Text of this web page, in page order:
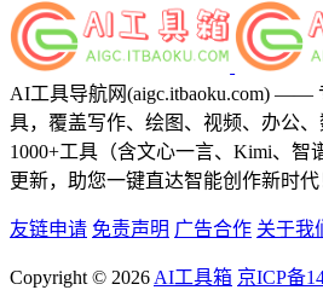
AI工具导航网(aigc.itbaoku.com) ——
具，覆盖写作、绘图、视频、办公
1000+工具（含文心一言、Kimi、智
更新，助您一键直达智能创作新时代
友链申请 免责声明 广告合作 关于我
Copyright © 2026 AI工具箱 京ICP备